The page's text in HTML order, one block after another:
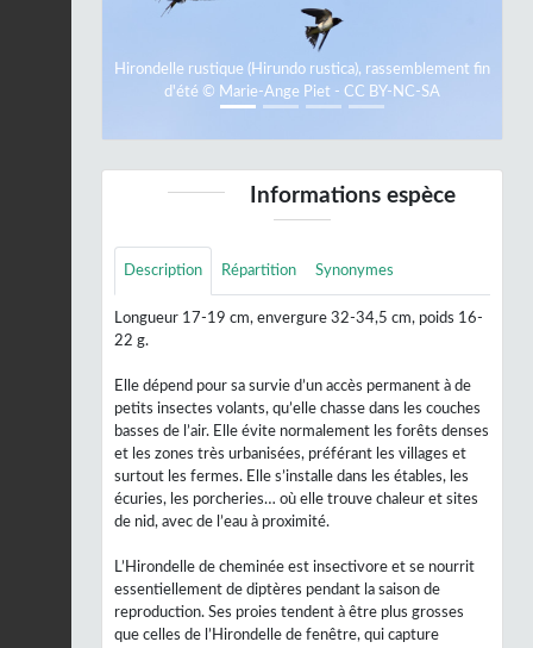
Hirondelle rustique (Hirundo rustica), rassemblement fin
d'été © Marie-Ange Piet - CC BY-NC-SA
Informations espèce
Description Répartition Synonymes
Longueur 17-19 cm, envergure 32-34,5 cm, poids 16-
22 g.
Elle dépend pour sa survie d’un accès permanent à de
petits insectes volants, qu’elle chasse dans les couches
basses de l’air. Elle évite normalement les forêts denses
et les zones très urbanisées, préférant les villages et
surtout les fermes. Elle s’installe dans les étables, les
écuries, les porcheries… où elle trouve chaleur et sites
de nid, avec de l’eau à proximité.
L’Hirondelle de cheminée est insectivore et se nourrit
essentiellement de diptères pendant la saison de
reproduction. Ses proies tendent à être plus grosses
que celles de l’Hirondelle de fenêtre, qui capture